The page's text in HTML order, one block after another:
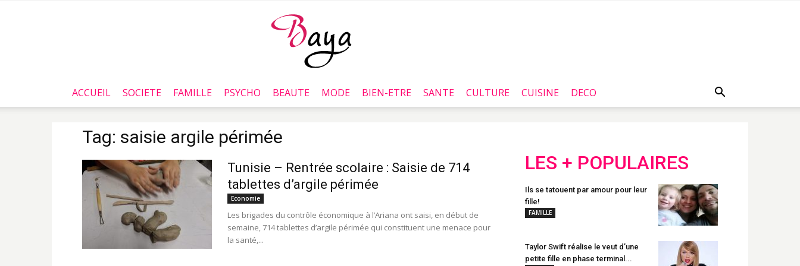
Baya.tn
ACCUEIL SOCIETE FAMILLE PSYCHO BEAUTE MODE BIEN-ETRE SANTE CULTURE CUISINE DECO
Tag: saisie argile périmée
Tunisie – Rentrée scolaire : Saisie de 714
tablettes d’argile périmée
Economie
Les brigades du contrôle économique à l’Ariana ont saisi, en début de
semaine, 714 tablettes d’argile périmée qui constituent une menace pour
la santé,...
LES + POPULAIRES
Ils se tatouent par amour pour leur
fille!
FAMILLE
Taylor Swift réalise le veut d’une
petite fille en phase terminal...